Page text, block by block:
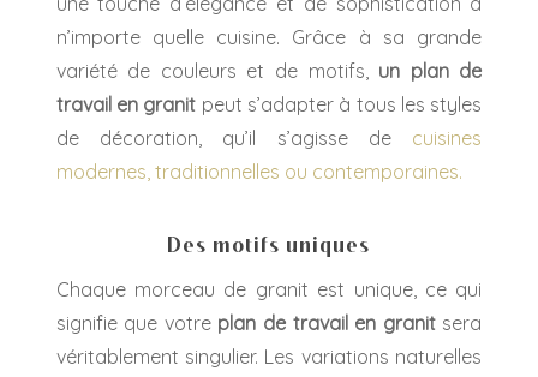
n’importe quelle cuisine. Grâce à sa grande
variété de couleurs et de motifs, un plan de
travail en granit peut s’adapter à tous les styles
de décoration, qu’il s’agisse de cuisines
modernes, traditionnelles ou contemporaines.
Des motifs uniques
Chaque morceau de granit est unique, ce qui
signifie que votre plan de travail en granitsera
véritablement singulier. Les variations naturelles